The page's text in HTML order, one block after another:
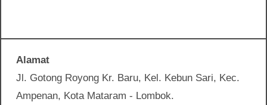
Alamat
Jl. Gotong Royong Kr. Baru, Kel. Kebun Sari, Kec.
Ampenan, Kota Mataram - Lombok.